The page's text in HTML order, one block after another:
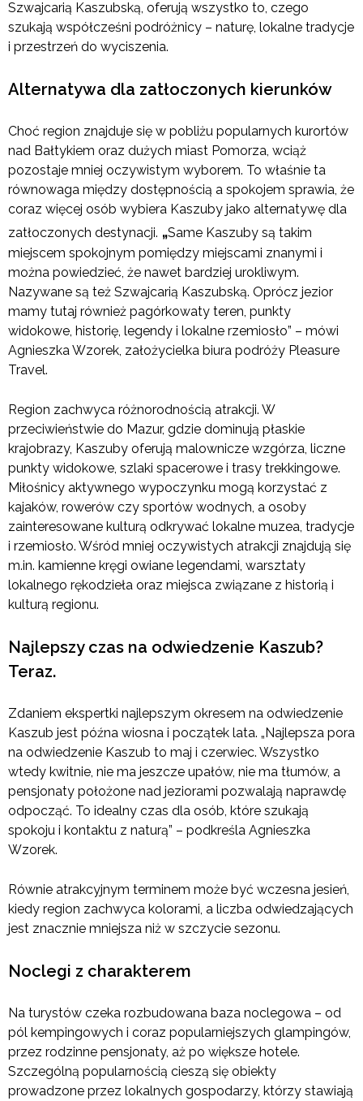
Szwajcarią Kaszubską, oferują wszystko to, czego
szukają współcześni podróżnicy – naturę, lokalne tradycje
i przestrzeń do wyciszenia.
Alternatywa dla zatłoczonych kierunków
Choć region znajduje się w pobliżu popularnych kurortów
nad Bałtykiem oraz dużych miast Pomorza, wciąż
pozostaje mniej oczywistym wyborem. To właśnie ta
równowaga między dostępnością a spokojem sprawia, że
coraz więcej osób wybiera Kaszuby jako alternatywę dla
zatłoczonych destynacji. „Same Kaszuby są takim
miejscem spokojnym pomiędzy miejscami znanymi i
można powiedzieć, że nawet bardziej urokliwym.
Nazywane są też Szwajcarią Kaszubską. Oprócz jezior
mamy tutaj również pagórkowaty teren, punkty
widokowe, historię, legendy i lokalne rzemiosło” – mówi
Agnieszka Wzorek, założycielka biura podróży Pleasure
Travel.
Region zachwyca różnorodnością atrakcji. W
przeciwieństwie do Mazur, gdzie dominują płaskie
krajobrazy, Kaszuby oferują malownicze wzgórza, liczne
punkty widokowe, szlaki spacerowe i trasy trekkingowe.
Miłośnicy aktywnego wypoczynku mogą korzystać z
kajaków, rowerów czy sportów wodnych, a osoby
zainteresowane kulturą odkrywać lokalne muzea, tradycje
i rzemiosło. Wśród mniej oczywistych atrakcji znajdują się
m.in. kamienne kręgi owiane legendami, warsztaty
lokalnego rękodzieła oraz miejsca związane z historią i
kulturą regionu.
Najlepszy czas na odwiedzenie Kaszub?
Teraz.
Zdaniem ekspertki najlepszym okresem na odwiedzenie
Kaszub jest późna wiosna i początek lata. „Najlepsza pora
na odwiedzenie Kaszub to maj i czerwiec. Wszystko
wtedy kwitnie, nie ma jeszcze upałów, nie ma tłumów, a
pensjonaty położone nad jeziorami pozwalają naprawdę
odpocząć. To idealny czas dla osób, które szukają
spokoju i kontaktu z naturą” – podkreśla Agnieszka
Wzorek.
Równie atrakcyjnym terminem może być wczesna jesień,
kiedy region zachwyca kolorami, a liczba odwiedzających
jest znacznie mniejsza niż w szczycie sezonu.
Noclegi z charakterem
Na turystów czeka rozbudowana baza noclegowa – od
pól kempingowych i coraz popularniejszych glampingów,
przez rodzinne pensjonaty, aż po większe hotele.
Szczególną popularnością cieszą się obiekty
prowadzone przez lokalnych gospodarzy, którzy stawiają